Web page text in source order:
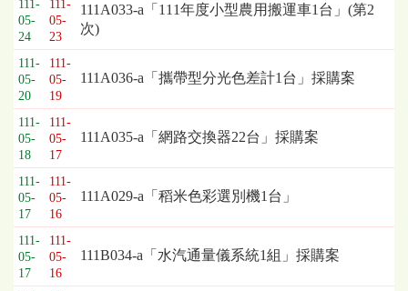
位
依
序
為：
開
標
日
期、
截
標
日
期、
公
告
事
111-
05-
24
111-
05-
23
111A033-a「111年度小型農用搬運車1台」(第2
次)
111-
05-
20
111-
05-
19
111A036-a「攜帶型分光色差計1台」採購案
111-
05-
18
111-
05-
17
111A035-a「網路交換器22台」採購案
111-
05-
17
111-
05-
16
111A029-a「稻米色彩選別機1台」
111-
05-
17
111-
05-
16
111B034-a「水汽通量儀系統1組」採購案